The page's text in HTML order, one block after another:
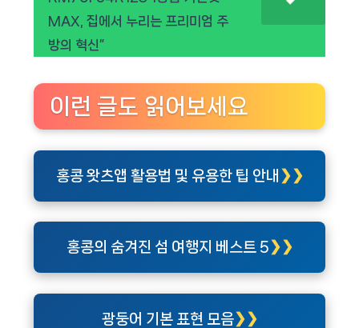
MAX, 집에서 누리는 프리미엄 주
방의 혁신”
이런 글도 읽어보세요
홍콩 왓츠앱 활용법 및 유용한 팁 안내
홍콩의 숨겨진 섬 여행지 베스트 5
광둥어 기본 표현 모음